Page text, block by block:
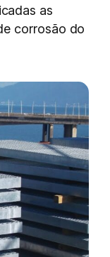
as
corrosão do